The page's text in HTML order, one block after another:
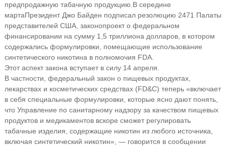
предпродажную табачную продукцию. В середине
мартаПрезидент Джо Байден подписал резолюцию 2471 Палаты
представителей США, законопроект о федеральном
финансировании на сумму 1,5 триллиона долларов, в котором
содержались формулировки, помещающие использование
синтетического никотина в полномочия FDA.
Этот аспект закона вступает в силу 14 апреля.
В частности, федеральный закон о пищевых продуктах,
лекарствах и косметических средствах (FD&C) теперь «включает
в себя специальные формулировки, которые ясно дают понять,
что Управление по санитарному надзору за качеством пищевых
продуктов и медикаментов вскоре сможет регулировать
табачные изделия, содержащие никотин из любого источника,
включая синтетический никотин», — говорится в сообщении